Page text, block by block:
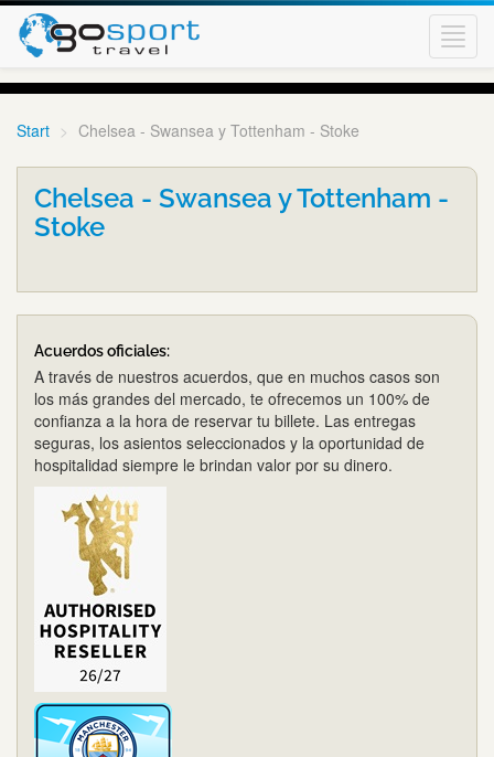
Start Chelsea - Swansea y Tottenham - Stoke
Chelsea - Swansea y Tottenham -
Stoke
Acuerdos oficiales:
A través de nuestros acuerdos, que en muchos casos son
los más grandes del mercado, te ofrecemos un 100% de
confianza a la hora de reservar tu billete. Las entregas
seguras, los asientos seleccionados y la oportunidad de
hospitalidad siempre le brindan valor por su dinero.